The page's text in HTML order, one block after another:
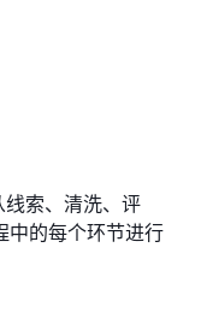
索、清洗、评
的每个环节进行